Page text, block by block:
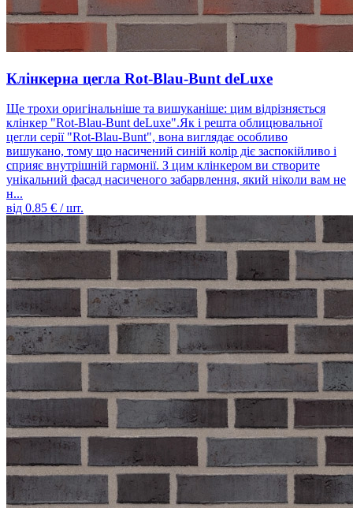
Клінкерна цегла Rot-Blau-Bunt deLuxe
Ще трохи оригінальніше та вишуканіше: цим відрізняється
клінкер "Rot-Blau-Bunt deLuxe".Як і решта облицювальної
цегли серії "Rot-Blau-Bunt", вона виглядає особливо
вишукано, тому що насичений синій колір діє заспокійливо і
сприяє внутрішній гармонії. З цим клінкером ви створите
унікальний фасад насиченого забарвлення, який ніколи вам не
н...
від 0.85 € / шт.